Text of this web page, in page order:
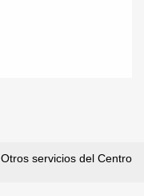
Otros servicios del Centro